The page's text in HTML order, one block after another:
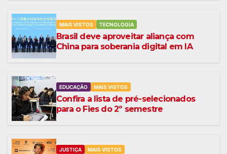
MAIS VISTOS TECNOLOGIA
Brasil deve aproveitar aliança com
China para soberania digital em IA
EDUCAÇÃO MAIS VISTOS
Confira a lista de pré-selecionados
para o Fies do 2º semestre
JUSTIÇA MAIS VISTOS